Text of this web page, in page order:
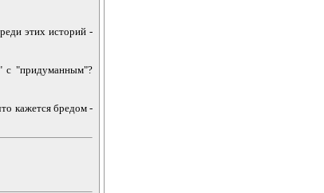
этих историй -
с "придуманным"?
кажется бредом -